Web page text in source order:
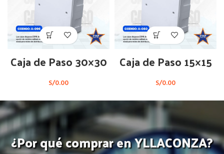
Caja de Paso 30×30
S/0.00
Caja de Paso 15×15
S/0.00
¿Por qué comprar en YLLACONZA?